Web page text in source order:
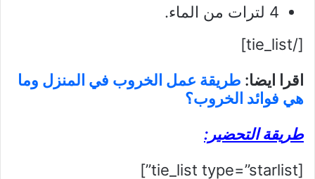
4 لترات من الماء.
[/tie_list]
اقرا ايضا: طريقة عمل الخروب في المنزل وما
هي فوائد الخروب؟
طريقة التحضير:
[tie_list type=”starlist”]